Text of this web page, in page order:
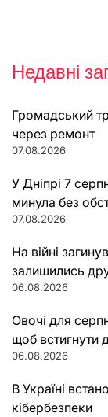
Недавні
Громадський
через ремонт
07.08.2026
У Дніпрі 7
минула без
07.08.2026
На війні
залишились
06.08.2026
Овочі для
щоб встигнути
06.08.2026
В Україні
кібербезпеки